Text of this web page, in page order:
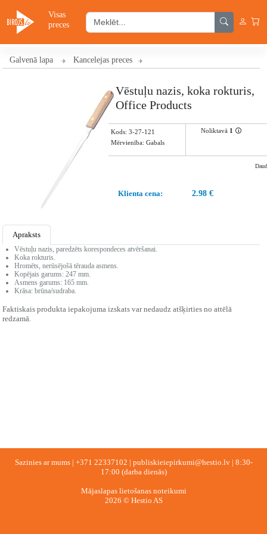
Visas
preces
Galvenā lapa Kancelejas preces
Vēstuļu nazis, koka rokturis,
Office Products
Kods: 3-27-121
Mērvienība: Gabals
Noliktavā 1 🛈
Klienta cena: 2.98 €
Apraksts
Vēstuļu nazis, paredzēts korespondeces atvēršanai.
Koka rokturis.
Hromēts, nerūsējošā tērauda asmens.
Kopējais garums: 247 mm.
Asmens garums: 165 mm.
Krāsa: brūna/sudraba.
Faktiskais produkta iepakojuma izskats var nedaudz atšķirties no attēlā
redzamā.
Sazinies ar mums | +371 22337102 | publiskieiepirkumi@hestio.lv| 8:30-
17:00 (darba dienās)
Mājaslapas lietošanas noteikumi
2026 © Hestio AS